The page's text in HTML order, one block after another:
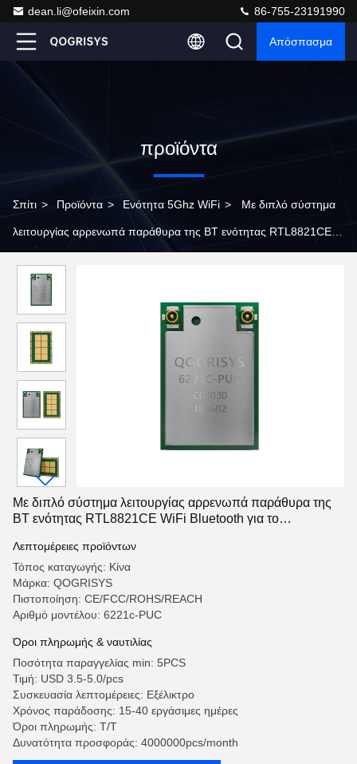
dean.li@ofeixin.com 86-755-23191990
Απόσπασμα
προϊόντα
Σπίτι > Προϊόντα > Ενότητα 5Ghz WiFi > Με διπλό σύστημα
λειτουργίας αρρενωπά παράθυρα της BT ενότητας RTL8821CE
Με διπλό σύστημα λειτουργίας αρρενωπά παράθυρα της
BT ενότητας RTL8821CE WiFi Bluetooth για το
Λεπτομέρειες προϊόντων
Τόπος καταγωγής: Κίνα
Μάρκα: QOGRISYS
Πιστοποίηση: CE/FCC/ROHS/REACH
Αριθμό μοντέλου: 6221c-PUC
Όροι πληρωμής & ναυτιλίας
Ποσότητα παραγγελίας min: 5PCS
Τιμή: USD 3.5-5.0/pcs
Συσκευασία λεπτομέρειες: Εξέλικτρο
Χρόνος παράδοσης: 15-40 εργάσιμες ημέρες
Όροι πληρωμής: T/T
Δυνατότητα προσφοράς: 4000000pcs/month